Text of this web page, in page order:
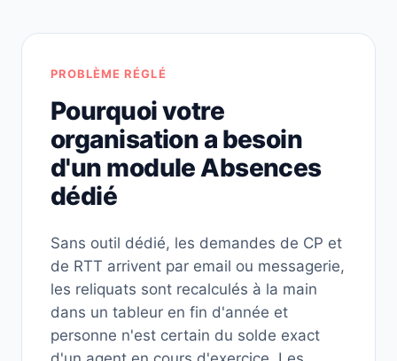
PROBLÈME RÉGLÉ
Pourquoi votre
organisation a besoin
d'un module Absences
dédié
Sans outil dédié, les demandes de CP et
de RTT arrivent par email ou messagerie,
les reliquats sont recalculés à la main
dans un tableur en fin d'année et
personne n'est certain du solde exact